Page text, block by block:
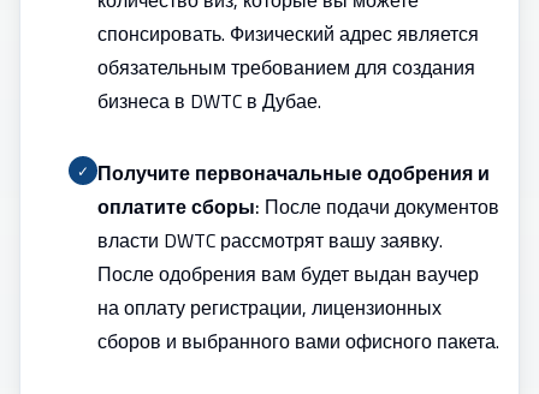
спонсировать. Физический адрес является
обязательным требованием длясоздания
бизнеса в DWTC в Дубае.
✓ Получите первоначальные одобрения и
оплатите сборы: После подачи документов
власти DWTC рассмотрят вашу заявку.
После одобрения вам будет выдан ваучер
на оплату регистрации, лицензионных
сборов и выбранного вами офисного пакета.